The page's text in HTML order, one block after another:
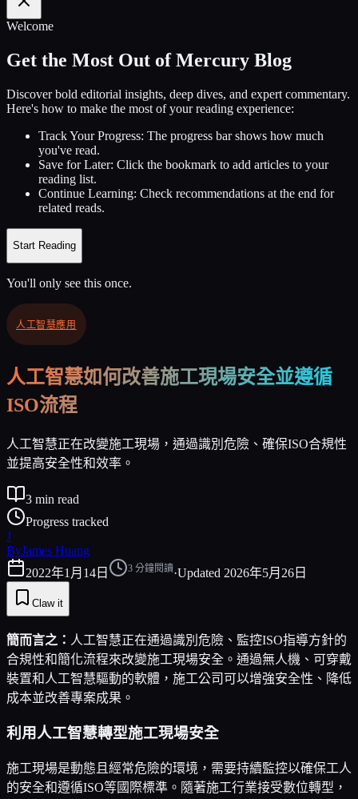
Welcome
Get the Most Out of Mercury Blog
Discover bold editorial insights, deep dives, and expert commentary.
Here's how to make the most of your reading experience:
Track Your Progress: The progress bar shows how much
you've read.
Save for Later: Click the bookmark to add articles to your
reading list.
Continue Learning: Check recommendations at the end for
related reads.
Start Reading
You'll only see this once.
人工智慧應用
人工智慧如何改善施工現場安全並遵循
ISO流程
人工智慧正在改變施工現場，通過識別危險、確保ISO合規性
並提高安全性和效率。
3 min read
Progress tracked
J
ByJames Huang
2022年1月14日
3 分鐘閱讀·Updated 2026年5月26日
Claw it
簡而言之： 人工智慧正在通過識別危險、監控ISO指導方針的
合規性和簡化流程來改變施工現場安全。通過無人機、可穿戴
裝置和人工智慧驅動的軟體，施工公司可以增強安全性、降低
成本並改善專案成果。
利用人工智慧轉型施工現場安全
施工現場是動態且經常危險的環境，需要持續監控以確保工人
的安全和遵循ISO等國際標準。隨著施工行業接受數位轉型，